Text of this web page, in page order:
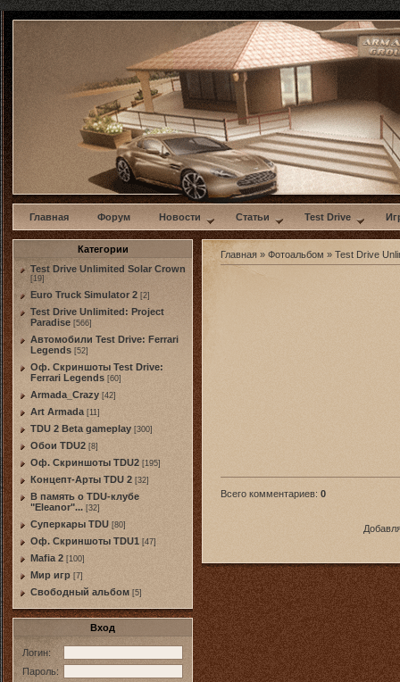
w
Главная Форум Новости Статьи Test Drive
Категории
Test Drive Unlimited Solar Crown
[19]
Euro Truck Simulator 2 [2]
Test Drive Unlimited: Project
Paradise [566]
Автомобили Test Drive: Ferrari
Legends [52]
Оф. Скриншоты Test Drive:
Ferrari Legends [60]
Armada_Crazy [42]
Art Armada [11]
TDU 2 Beta gameplay [300]
Обои TDU2 [8]
Оф. Скриншоты TDU2 [195]
Концепт-Арты TDU 2 [32]
В память о TDU-клубе
"Eleanor"... [32]
Суперкары TDU [80]
Оф. Скриншоты TDU1 [47]
Mafia 2 [100]
Мир игр [7]
Свободный альбом [5]
Вход
Логин:
Пароль:
Главная » Фотоальбом » Test Drive
Всего комментариев: 0